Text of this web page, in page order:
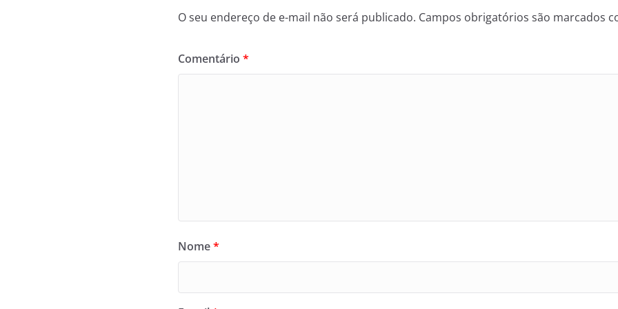
O seu endereço de e-mail não será publicado. Campos obrigatórios são marcados
Comentário *
Nome*